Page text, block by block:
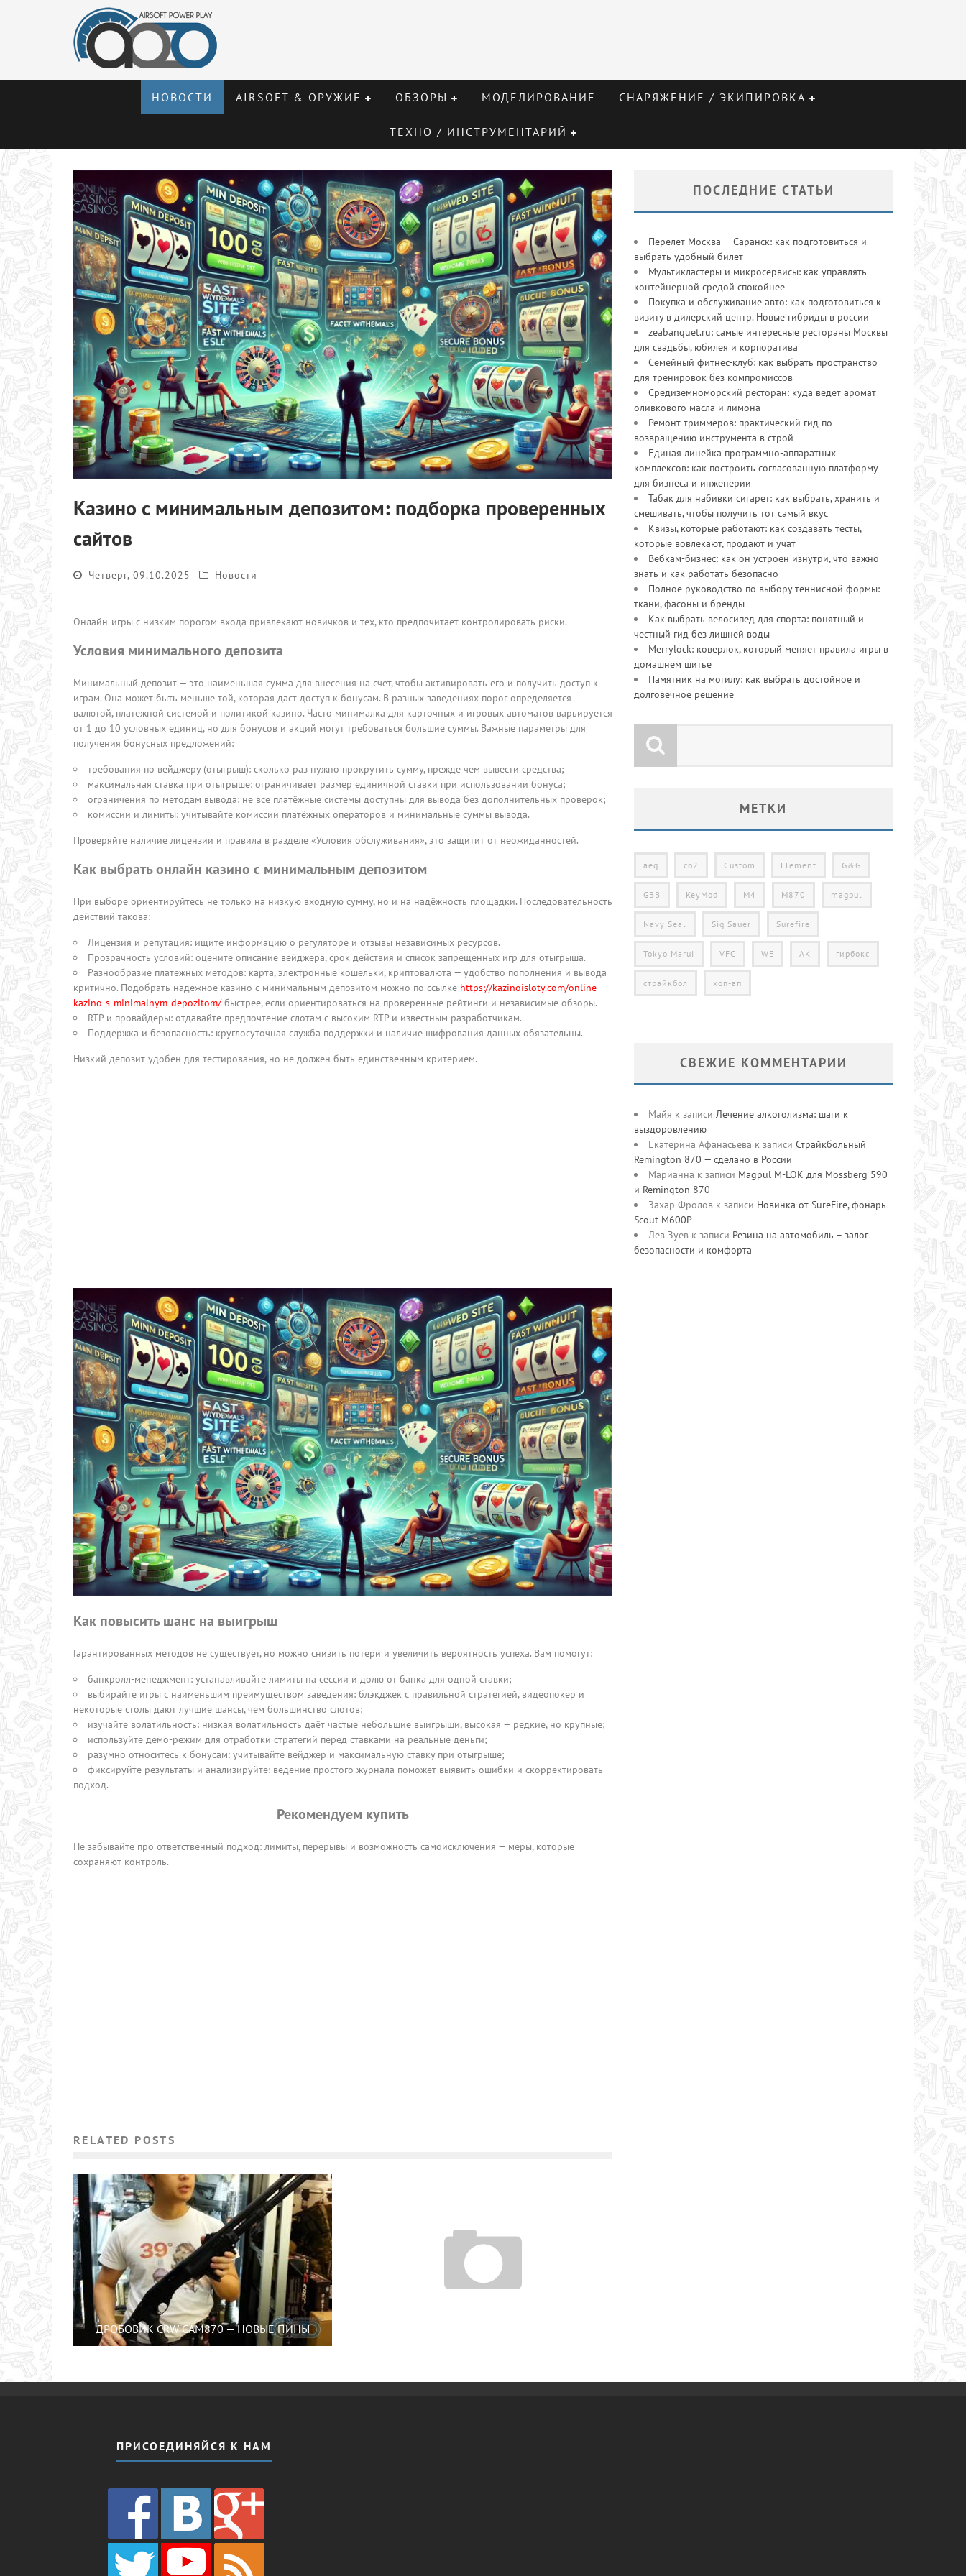
НОВОСТИ AIRSOFT & ОРУЖИЕ ОБЗОРЫ МОДЕЛИРОВАНИЕ СНАРЯЖЕНИЕ / ЭКИПИРОВКА
ТЕХНО / ИНСТРУМЕНТАРИЙ
Казино с минимальным депозитом: подборка проверенных
сайтов
Четверг, 09.10.2025 Новости
Онлайн-игры с низким порогом входа привлекают новичков и тех, кто предпочитает контролировать риски.
Условия минимального депозита
Минимальный депозит — это наименьшая сумма для внесения на счет, чтобы активировать его и получить доступ к
играм. Она может быть меньше той, которая даст доступ к бонусам. В разных заведениях порог определяется
валютой, платежной системой и политикой казино. Часто минималка для карточных и игровых автоматов варьируется
от 1 до 10 условных единиц, но для бонусов и акций могут требоваться большие суммы. Важные параметры для
получения бонусных предложений:
требования по вейджеру (отыгрыш): сколько раз нужно прокрутить сумму, прежде чем вывести средства;
максимальная ставка при отыгрыше: ограничивает размер единичной ставки при использовании бонуса;
ограничения по методам вывода: не все платёжные системы доступны для вывода без дополнительных проверок;
комиссии и лимиты: учитывайте комиссии платёжных операторов и минимальные суммы вывода.
Проверяйте наличие лицензии и правила в разделе «Условия обслуживания», это защитит от неожиданностей.
Как выбрать онлайн казино с минимальным депозитом
При выборе ориентируйтесь не только на низкую входную сумму, но и на надёжность площадки. Последовательность
действий такова:
Лицензия и репутация: ищите информацию о регуляторе и отзывы независимых ресурсов.
Прозрачность условий: оцените описание вейджера, срок действия и список запрещённых игр для отыгрыша.
Разнообразие платёжных методов: карта, электронные кошельки, криптовалюта — удобство пополнения и вывода
критично. Подобрать надёжное казино с минимальным депозитом можно по ссылке https://kazinoisloty.com/online-
kazino-s-minimalnym-depozitom/быстрее, если ориентироваться на проверенные рейтинги и независимые обзоры.
RTP и провайдеры: отдавайте предпочтение слотам с высоким RTP и известным разработчикам.
Поддержка и безопасность: круглосуточная служба поддержки и наличие шифрования данных обязательны.
Низкий депозит удобен для тестирования, но не должен быть единственным критерием.
Как повысить шанс на выигрыш
Гарантированных методов не существует, но можно снизить потери и увеличить вероятность успеха. Вам помогут:
банкролл-менеджмент: устанавливайте лимиты на сессии и долю от банка для одной ставки;
выбирайте игры с наименьшим преимуществом заведения: блэкджек с правильной стратегией, видеопокер и
некоторые столы дают лучшие шансы, чем большинство слотов;
изучайте волатильность: низкая волатильность даёт частые небольшие выигрыши, высокая — редкие, но крупные;
используйте демо-режим для отработки стратегий перед ставками на реальные деньги;
разумно относитесь к бонусам: учитывайте вейджер и максимальную ставку при отыгрыше;
фиксируйте результаты и анализируйте: ведение простого журнала поможет выявить ошибки и скорректировать
подход.
Рекомендуем купить
Не забывайте про ответственный подход: лимиты, перерывы и возможность самоисключения — меры, которые
сохраняют контроль.
RELATED POSTS
ДРОБОВИК CRW CAM870 — НОВЫЕ ПИНЫ
ПОСЛЕДНИЕ СТАТЬИ
Перелет Москва — Саранск: как подготовиться и
выбрать удобный билет
Мультикластеры и микросервисы: как управлять
контейнерной средой спокойнее
Покупка и обслуживание авто: как подготовиться к
визиту в дилерский центр. Новые гибриды в россии
zeabanquet.ru: самые интересные рестораны Москвы
для свадьбы, юбилея и корпоратива
Семейный фитнес-клуб: как выбрать пространство
для тренировок без компромиссов
Средиземноморский ресторан: куда ведёт аромат
оливкового масла и лимона
Ремонт триммеров: практический гид по
возвращению инструмента в строй
Единая линейка программно-аппаратных
комплексов: как построить согласованную платформу
для бизнеса и инженерии
Табак для набивки сигарет: как выбрать, хранить и
смешивать, чтобы получить тот самый вкус
Квизы, которые работают: как создавать тесты,
которые вовлекают, продают и учат
Вебкам-бизнес: как он устроен изнутри, что важно
знать и как работать безопасно
Полное руководство по выбору теннисной формы:
ткани, фасоны и бренды
Как выбрать велосипед для спорта: понятный и
честный гид без лишней воды
Merrylock: коверлок, который меняет правила игры в
домашнем шитье
Памятник на могилу: как выбрать достойное и
долговечное решение
МЕТКИ
aeg co2 Custom Element G&G
GBB KeyMod M4 M870 magpul
Navy Seal Sig Sauer Surefire
Tokyo Marui VFC WE АК гирбокс
страйкбол хоп-ап
СВЕЖИЕ КОММЕНТАРИИ
Майя к записи Лечение алкоголизма: шаги к
выздоровлению
Екатерина Афанасьева к записи Страйкбольный
Remington 870 — сделано в России
Марианна к записи Magpul M-LOK для Mossberg 590
и Remington 870
Захар Фролов к записи Новинка от SureFire, фонарь
Scout M600P
Лев Зуев к записи Резина на автомобиль – залог
безопасности и комфорта
ПРИСОЕДИНЯЙСЯ К НАМ